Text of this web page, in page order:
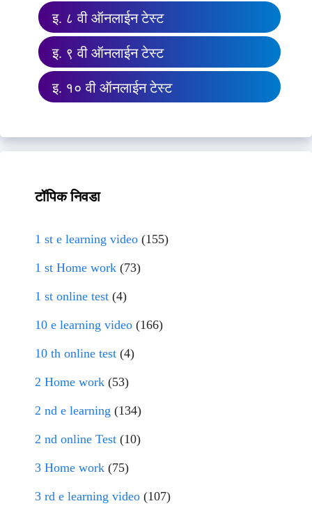
इ. ८ वी ऑनलाईन टेस्ट
इ. ९ वी ऑनलाईन टेस्ट
इ. १० वी ऑनलाईन टेस्ट
टॉपिक निवडा
1 st e learning video (155)
1 st Home work (73)
1 st online test (4)
10 e learning video (166)
10 th online test (4)
2 Home work (53)
2 nd e learning (134)
2 nd online Test (10)
3 Home work (75)
3 rd e learning video (107)